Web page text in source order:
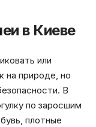
в Киеве
или
на природе, но
В
по заросшим
плотные